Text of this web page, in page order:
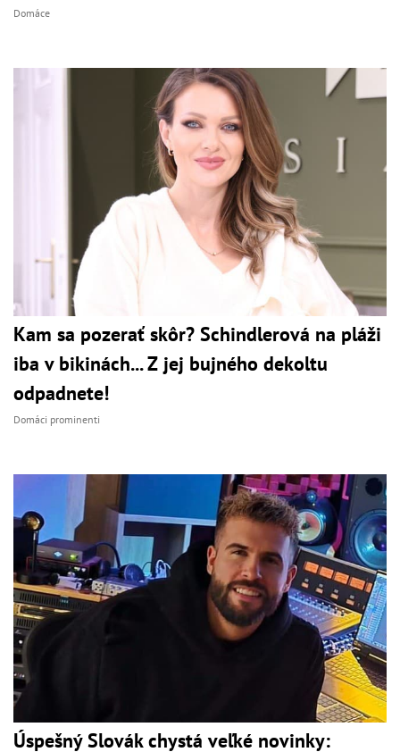
Domáce
Kam sa pozerať skôr? Schindlerová na pláži
iba v bikinách... Z jej bujného dekoltu
odpadnete!
Domáci prominenti
Úspešný Slovák chystá veľké novinky: